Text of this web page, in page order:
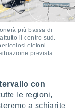
più bassa di
il centro sud.
cicloni
prevista
con
le regioni,
a schiarite